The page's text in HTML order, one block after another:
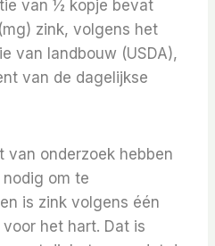
van ½ kopje bevat
zink, volgens het
van landbouw (USDA),
van de dagelijkse
van onderzoek hebben
om te
is zink volgens één
het hart. Dat is